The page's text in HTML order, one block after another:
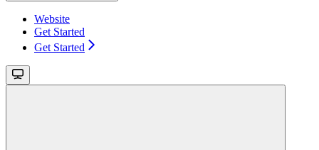
Website
Get Started
Get Started